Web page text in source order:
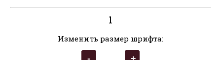
1
Изменить размер шрифта: